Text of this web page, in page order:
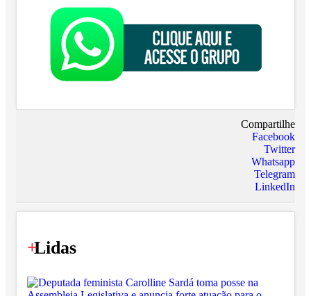
Compartilhe
Facebook
Twitter
Whatsapp
Telegram
LinkedIn
+
Lidas